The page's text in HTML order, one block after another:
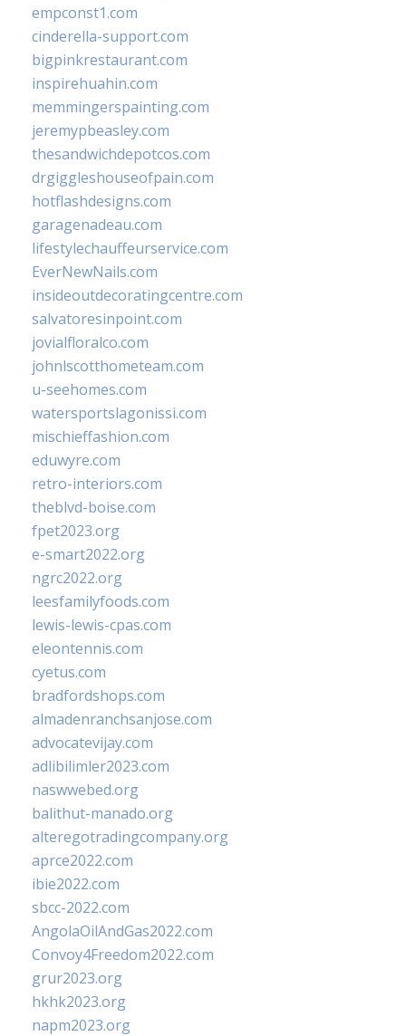
empconst1.com
cinderella-support.com
bigpinkrestaurant.com
inspirehuahin.com
memmingerspainting.com
jeremypbeasley.com
thesandwichdepotcos.com
drgiggleshouseofpain.com
hotflashdesigns.com
garagenadeau.com
lifestylechauffeurservice.com
EverNewNails.com
insideoutdecoratingcentre.com
salvatoresinpoint.com
jovialfloralco.com
johnlscotthometeam.com
u-seehomes.com
watersportslagonissi.com
mischieffashion.com
eduwyre.com
retro-interiors.com
theblvd-boise.com
fpet2023.org
e-smart2022.org
ngrc2022.org
leesfamilyfoods.com
lewis-lewis-cpas.com
eleontennis.com
cyetus.com
bradfordshops.com
almadenranchsanjose.com
advocatevijay.com
adlibilimler2023.com
naswwebed.org
balithut-manado.org
alteregotradingcompany.org
aprce2022.com
ibie2022.com
sbcc-2022.com
AngolaOilAndGas2022.com
Convoy4Freedom2022.com
grur2023.org
hkhk2023.org
napm2023.org